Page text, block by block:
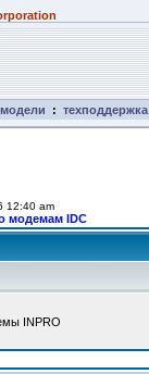
модели : техподдержка
12:40 am
модемам IDC
INPRO